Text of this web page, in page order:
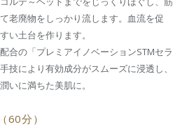
老廃物をしっかり流します。血流を促
い土台を作ります。
合の「プレミアイノベーションSTMセラ
技により有効成分がスムーズに浸透し、
いに満ちた美肌に。
60分）